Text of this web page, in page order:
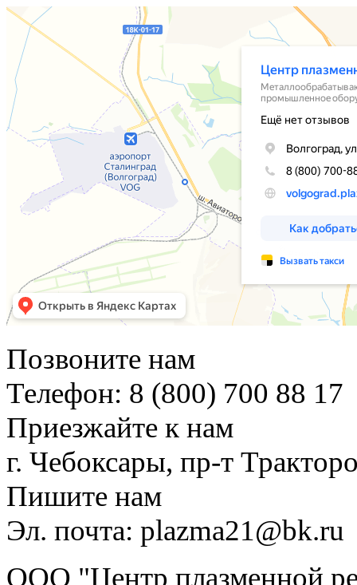
Позвоните нам
Телефон: 8 (800) 700 88 17
Приезжайте к нам
г. Чебоксары, пр-т
Пишите нам
Эл. почта: plazma21@bk.ru
ООО "Центр плазменной